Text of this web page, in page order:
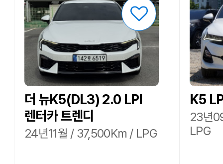
더 뉴K5(DL3) 2.0 LPI
렌터카 트렌디
24년11월 / 37,500Km / LPG
K5
23년
LPG